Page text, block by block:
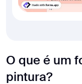
O que é um
pintura?